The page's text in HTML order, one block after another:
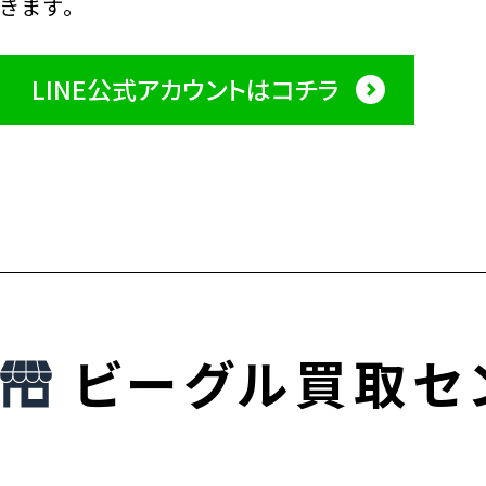
きます。
LINE公式アカウントはコチラ
ビーグル買取セ